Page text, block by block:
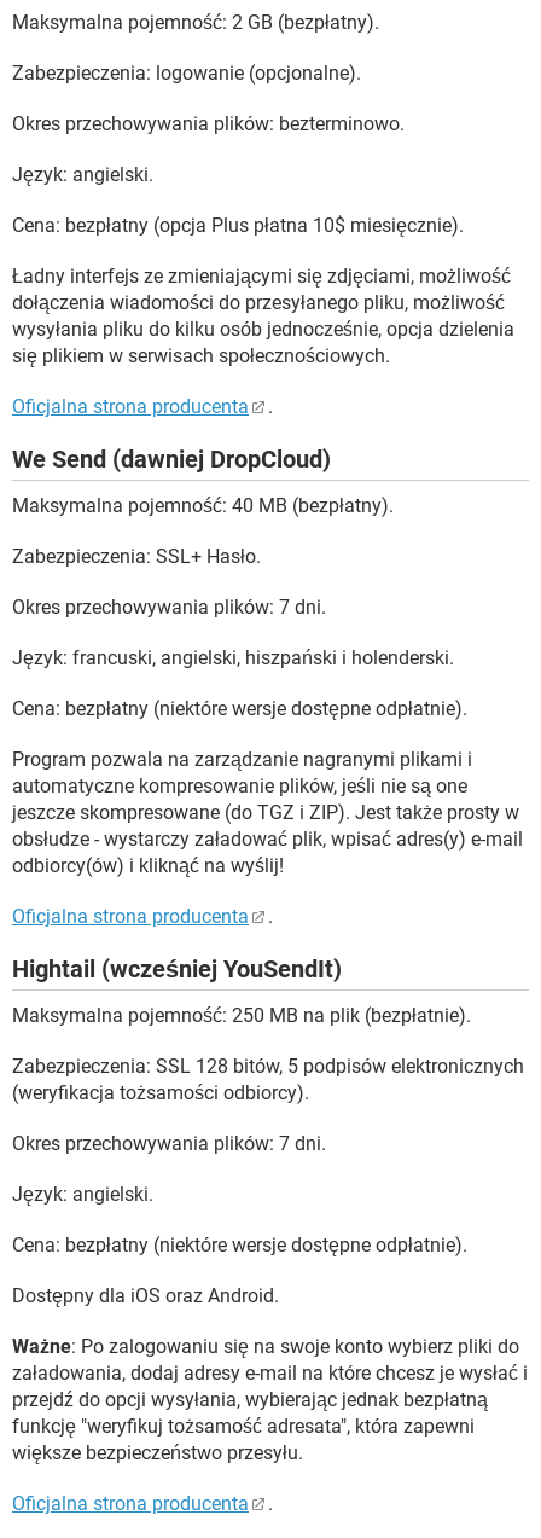
Maksymalna pojemność: 2 GB (bezpłatny).
Zabezpieczenia: logowanie (opcjonalne).
Okres przechowywania plików: bezterminowo.
Język: angielski.
Cena: bezpłatny (opcja Plus płatna 10$ miesięcznie).
Ładny interfejs ze zmieniającymi się zdjęciami, możliwość
dołączenia wiadomości do przesyłanego pliku, możliwość
wysyłania pliku do kilku osób jednocześnie, opcja dzielenia
się plikiem w serwisach społecznościowych.
Oficjalna strona producenta .
We Send (dawniej DropCloud)
Maksymalna pojemność: 40 MB (bezpłatny).
Zabezpieczenia: SSL+ Hasło.
Okres przechowywania plików: 7 dni.
Język: francuski, angielski, hiszpański i holenderski.
Cena: bezpłatny (niektóre wersje dostępne odpłatnie).
Program pozwala na zarządzanie nagranymi plikami i
automatyczne kompresowanie plików, jeśli nie są one
jeszcze skompresowane (do TGZ i ZIP). Jest także prosty w
obsłudze - wystarczy załadować plik, wpisać adres(y) e-mail
odbiorcy(ów) i kliknąć na wyślij!
Oficjalna strona producenta .
Hightail (wcześniej YouSendIt)
Maksymalna pojemność: 250 MB na plik (bezpłatnie).
Zabezpieczenia: SSL 128 bitów, 5 podpisów elektronicznych
(weryfikacja tożsamości odbiorcy).
Okres przechowywania plików: 7 dni.
Język: angielski.
Cena: bezpłatny (niektóre wersje dostępne odpłatnie).
Dostępny dla iOS oraz Android.
Ważne: Po zalogowaniu się na swoje konto wybierz pliki do
załadowania, dodaj adresy e-mail na które chcesz je wysłać i
przejdź do opcji wysyłania, wybierając jednak bezpłatną
funkcję "weryfikuj tożsamość adresata", która zapewni
większe bezpieczeństwo przesyłu.
Oficjalna strona producenta .